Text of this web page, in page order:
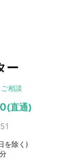
ー
相談
(直通)
を除く)